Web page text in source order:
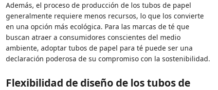
Además, el proceso de producción de los tubos de papel
generalmente requiere menos recursos, lo que los convierte
en una opción más ecológica. Para las marcas de té que
buscan atraer a consumidores conscientes del medio
ambiente, adoptar tubos de papel para té puede ser una
declaración poderosa de su compromiso con la sostenibilidad.
Flexibilidad de diseño de los tubos de